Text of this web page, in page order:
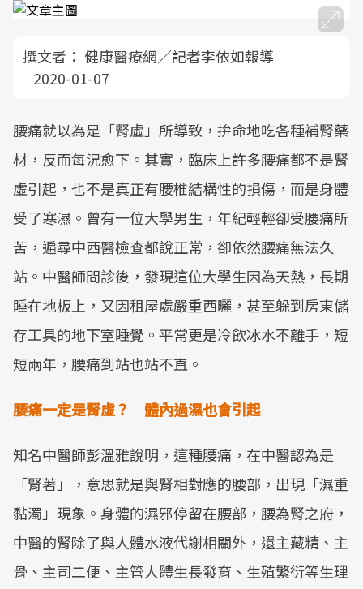
撰文者： 健康醫療網／記者李依如報導
2020-01-07
腰痛就以為是「腎虛」所導致，拚命地吃各種補腎藥
材，反而每況愈下。其實，臨床上許多腰痛都不是腎
虛引起，也不是真正有腰椎結構性的損傷，而是身體
受了寒濕。曾有一位大學男生，年紀輕輕卻受腰痛所
苦，遍尋中西醫檢查都說正常，卻依然腰痛無法久
站。中醫師問診後，發現這位大學生因為天熱，長期
睡在地板上，又因租屋處嚴重西曬，甚至躲到房東儲
存工具的地下室睡覺。平常更是冷飲冰水不離手，短
短兩年，腰痛到站也站不直。
腰痛一定是腎虛？ 體內過濕也會引起
知名中醫師彭溫雅說明，這種腰痛，在中醫認為是
「腎著」，意思就是與腎相對應的腰部，出現「濕重
黏濁」現象。身體的濕邪停留在腰部，腰為腎之府，
中醫的腎除了與人體水液代謝相關外，還主藏精、主
骨、主司二便、主管人體生長發育、生殖繁衍等生理